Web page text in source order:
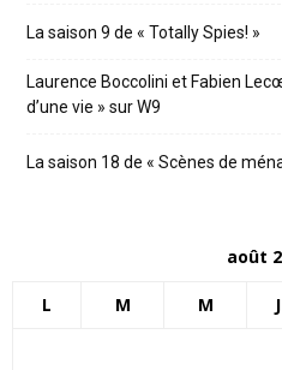
La saison 9 de « Totally Spies! »
Laurence Boccolini et Fabien
d’une vie » sur W9
La saison 18 de « Scènes de
août
L M M J